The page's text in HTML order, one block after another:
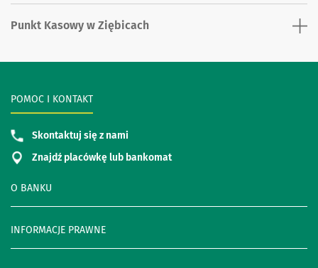
Punkt Kasowy w Ziębicach
O BANKU
INFORMACJE PRAWNE
POMOC I KONTAKT
Skontaktuj się z nami
Znajdź placówkę lub bankomat